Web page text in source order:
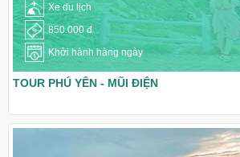
Xe du lịch
850.000 đ
Khởi hành hàng ngày
TOUR PHÚ YÊN - MŨI ĐIỆN